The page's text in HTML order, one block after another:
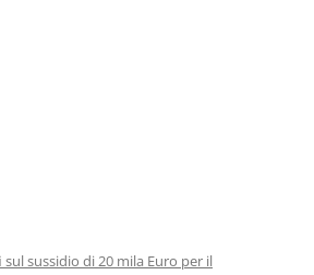
sussidio di 20 mila Euro per il